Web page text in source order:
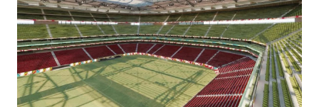
Bailarina profissional e professora de dança. Dedica-se há
15 anos ao estudo e pesquisa de danças étnicas, em especial
às danças ciganas, árabes e indianas. Iniciou seus estudos de
dança aos 4 anos de idade (em 1982) no balé clássico,
passando por diversas atividades co...